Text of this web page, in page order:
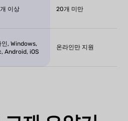
이상 20개 미만
인, Windows,
Android, iOS
온라인만 지원